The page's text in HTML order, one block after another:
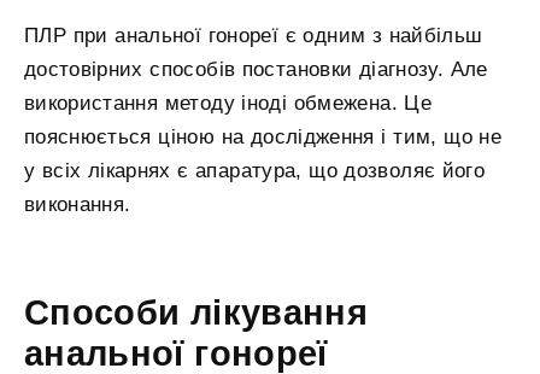
ПЛР при анальної гонореї є одним з найбільш
достовірних способів постановки діагнозу. Але
використання методу іноді обмежена. Це
пояснюється ціною на дослідження і тим, що не
у всіх лікарнях є апаратура, що дозволяє його
виконання.
Способи лікування
анальної гонореї